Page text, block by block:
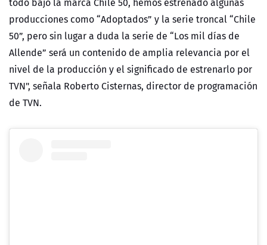
producciones como “Adoptados” y la serie troncal “Chile
50”, pero sin lugar a duda la serie de “Los mil días de
Allende” será un contenido de amplia relevancia por el
nivel de la producción y el significado de estrenarlo por
TVN", señala Roberto Cisternas, director de programación
de TVN.